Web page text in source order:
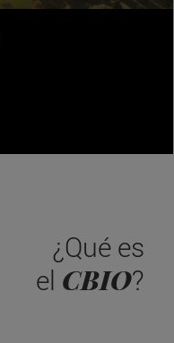
¿Qué es
el CBIO?